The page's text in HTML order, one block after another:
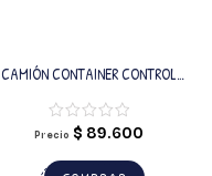
CAMIÓN CONTAINER CONTROL
REMOTO
Precio $ 89.600